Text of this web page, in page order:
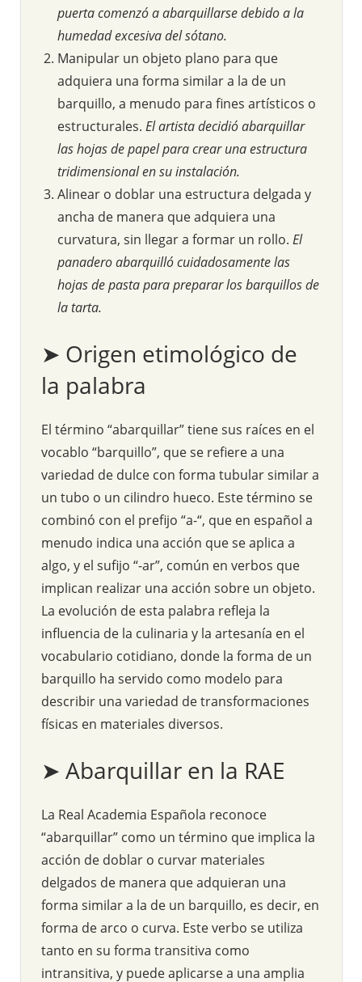
puerta comenzó a abarquillarse debido a la
humedad excesiva del sótano.
Manipular un objeto plano para que
adquiera una forma similar a la de un
barquillo, a menudo para fines artísticos o
estructurales. El artista decidió abarquillar
las hojas de papel para crear una estructura
tridimensional en su instalación.
Alinear o doblar una estructura delgada y
ancha de manera que adquiera una
curvatura, sin llegar a formar un rollo. El
panadero abarquilló cuidadosamente las
hojas de pasta para preparar los barquillos de
la tarta.
➤ Origen etimológico de
la palabra
El término “abarquillar” tiene sus raíces en el
vocablo “barquillo”, que se refiere a una
variedad de dulce con forma tubular similar a
un tubo o un cilindro hueco. Este término se
combinó con el prefijo “a-“, que en español a
menudo indica una acción que se aplica a
algo, y el sufijo “-ar”, común en verbos que
implican realizar una acción sobre un objeto.
La evolución de esta palabra refleja la
influencia de la culinaria y la artesanía en el
vocabulario cotidiano, donde la forma de un
barquillo ha servido como modelo para
describir una variedad de transformaciones
físicas en materiales diversos.
➤ Abarquillar en la RAE
La Real Academia Española reconoce
“abarquillar” como un término que implica la
acción de doblar o curvar materiales
delgados de manera que adquieran una
forma similar a la de un barquillo, es decir, en
forma de arco o curva. Este verbo se utiliza
tanto en su forma transitiva como
intransitiva, y puede aplicarse a una amplia